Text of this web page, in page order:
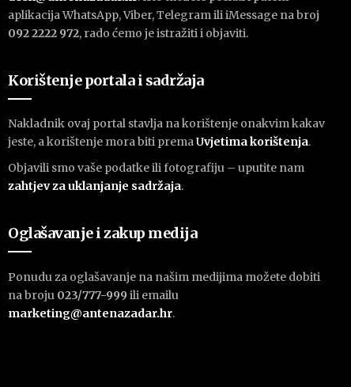
aplikacija WhatsApp, Viber, Telegram ili iMessage na broj
092 2222 972, rado ćemo je istražiti i objaviti.
Korištenje portala i sadržaja
Nakladnik ovaj portal stavlja na korištenje onakvim kakav
jeste, a korištenje mora biti premaUvjetima korištenja.
Objavili smo vaše podatke ili fotografiju – uputite nam
zahtjev za uklanjanje sadržaja.
Oglašavanje i zakup medija
Ponudu za oglašavanje na našim medijima možete dobiti
na broju 023/777-999 ili emailu
marketing@antenazadar.hr.